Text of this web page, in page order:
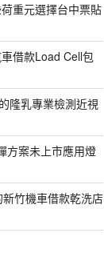
重元選擇台中票貼
借款Load Cell包
隆乳專業檢測近視
方案未上市應用燈
竹機車借款乾洗店